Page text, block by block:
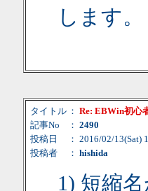
します。
タイトル ： Re: EBWin初心
記事No
： 2490
投稿日
： 2016/02/13(Sat)
投稿者
： hishida
1) 短縮